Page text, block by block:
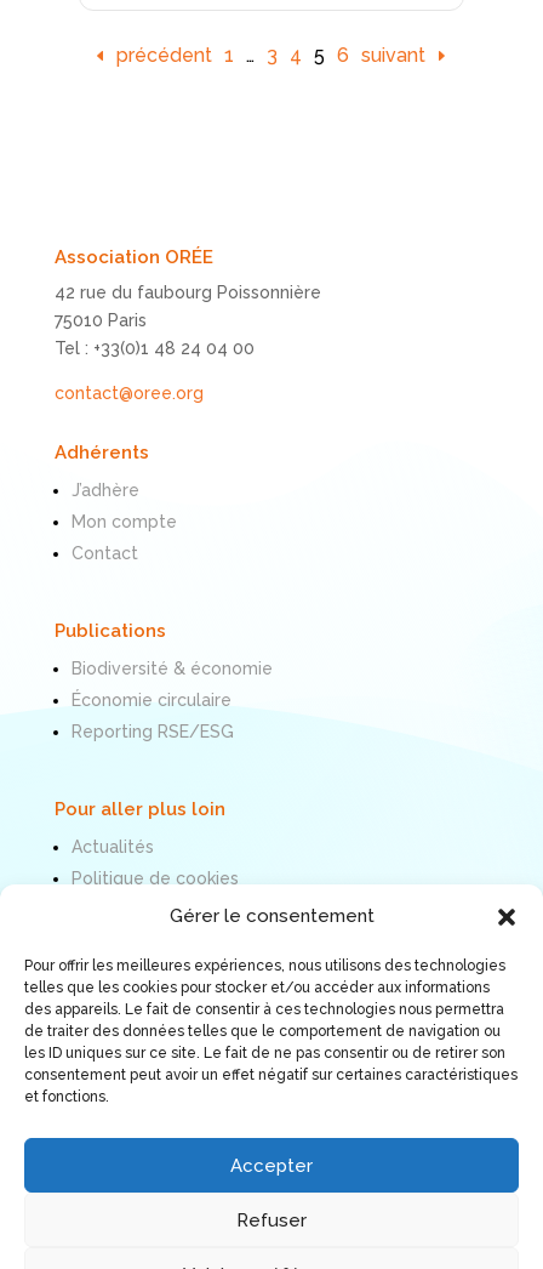
Gérer le consentement
Pour offrir les meilleures expériences, nous utilisons des technologies
telles que les cookies pour stocker et/ou accéder aux informations
des appareils. Le fait de consentir à ces technologies nous permettra
de traiter des données telles que le comportement de navigation ou
les ID uniques sur ce site. Le fait de ne pas consentir ou de retirer son
consentement peut avoir un effet négatif sur certaines caractéristiques
et fonctions.
Accepter
Refuser
précédent 1 … 3 4 5 6 suivant
Association ORÉE
42 rue du faubourg Poissonnière
75010 Paris
Tel : +33(0)1 48 24 04 00
contact@oree.org
Adhérents
J’adhère
Mon compte
Contact
Publications
Biodiversité & économie
Économie circulaire
Reporting RSE/ESG
Pour aller plus loin
Actualités
Politique de cookies
Mentions légales
Nous suivre